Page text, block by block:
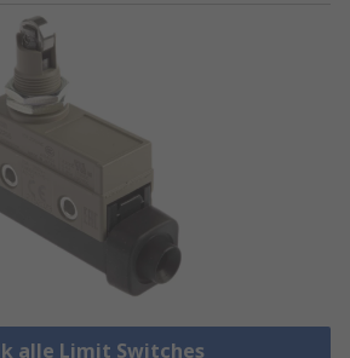
alle Limit Switches